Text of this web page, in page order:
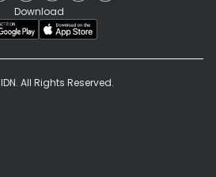
Download
All Rights Reserved.